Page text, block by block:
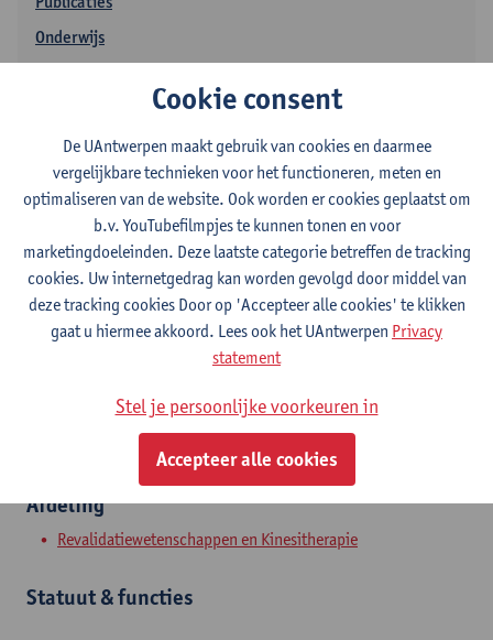
Onderwijs
Contact
Campus Drie Eiken
Toon e-mailadres
2610 Wilrijk, BEL
Afdeling
Revalidatiewetenschappen en Kinesitherapie
Statuut & functies
Cookie consent
De UAntwerpen maakt gebruik van cookies en daarmee
vergelijkbare technieken voor het functioneren, meten en
optimaliseren van de website. Ook worden er cookies geplaatst om
b.v. YouTubefilmpjes te kunnen tonen en voor
marketingdoeleinden. Deze laatste categorie betreffen de tracking
cookies. Uw internetgedrag kan worden gevolgd door middel van
deze tracking cookies Door op 'Accepteer alle cookies' te klikken
gaat u hiermee akkoord. Lees ook het UAntwerpen Privacy
statement
Stel je persoonlijke voorkeuren in
Accepteer alle cookies